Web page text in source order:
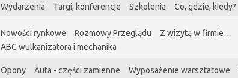
Wydarzenia Targi, konferencje Szkolenia Co, gdzie, kiedy?
Nowości rynkowe Rozmowy Przeglądu Z wizytą w firmie…
ABC wulkanizatora i mechanika
Opony Auta - części zamienne Wyposażenie warsztatowe